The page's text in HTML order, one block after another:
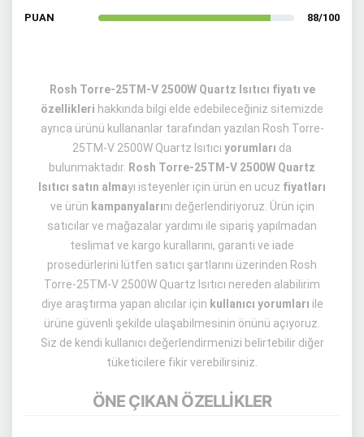
PUAN 88/100
Rosh Torre-25TM-V 2500W Quartz Isıtıcı fiyatı ve
özellikleri hakkında bilgi elde edebileceğiniz sitemizde
ayrıca ürünü kullananlar tarafından yazılan Rosh Torre-
25TM-V 2500W Quartz Isıtıcı yorumları da
bulunmaktadır. Rosh Torre-25TM-V 2500W Quartz
Isıtıcı satın almayı isteyenler için ürün en ucuz fiyatları
ve ürün kampanyalarını değerlendiriyoruz. Ürün için
satıcılar ve mağazalar yardımı ile sipariş yapılmadan
teslimat ve kargo kurallarını, garanti ve iade
prosedürlerini lütfen satıcı şartlarını üzerinden Rosh
Torre-25TM-V 2500W Quartz Isıtıcı nereden alabilirim
diye araştırma yapan alıcılar için kullanıcı yorumları ile
ürüne güvenli şekilde ulaşabilmesinin önünü açıyoruz.
Siz de kendi kullanıcı değerlendirmenizi belirtebilir diğer
tüketicilere fikir verebilirsiniz.
ÖNE ÇIKAN ÖZELLİKLER